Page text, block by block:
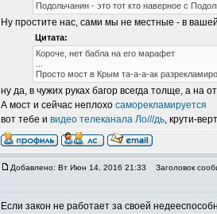
Подольчанин - это тот кто наверное с
Ну простите нас, сами мы не местные - в
Цитата:
Короче, нет бабла на его марафет
Просто мост в Крым та-а-а-ак
ну да, в чужих руках багор всегда толще, а на
А мост и сейчас неплохо саморекламируется
вот тебе и видео телеканала Ло///дь, крути-
Добавлено: Вт Июн 14, 2016 21:33 Заголовок
Если закон не работает за своей